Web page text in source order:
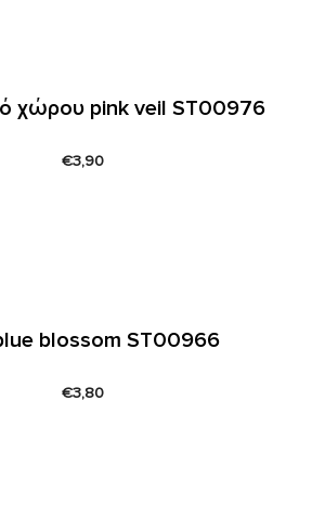
χώρου pink veil ST00976
€3,90
blossom ST00966
€3,80